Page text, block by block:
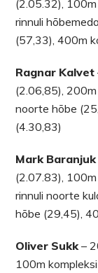
(2.05.32),
rinnuli
(57,33), 400m
Ragnar Kalvet
(2.06,85),
noorte hõbe
(4.30,83)
Mark Baranjuk
(2.07.83),
rinnuli noorte
hõbe (29,45),
Oliver Sukk –
100m